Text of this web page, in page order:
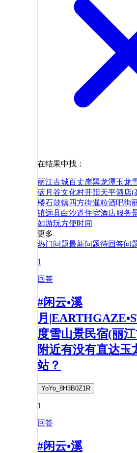
在结果中找：
丽江古城百丈崖黑龙潭玉龙
蓝月谷文化村开阳天平酒店(
楼石鼓镇四方街暹粒酒吧街
镇远县白沙道住宿酒店服务
如游玩方便时间
更多
热门问题最新问题待回答问
1
回答
#闲云•溪
月
度雪山景民宿(丽
附近有没有直达玉
站？
YoYo_8H3B0Z1R
1
回答
#闲云•溪